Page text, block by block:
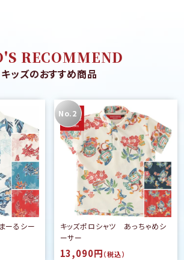
RECOMMEND
キッズのおすすめ商品
ーるシー
キッズポロシャツ あっちゃめシ
ーサー
13,090円（税込）